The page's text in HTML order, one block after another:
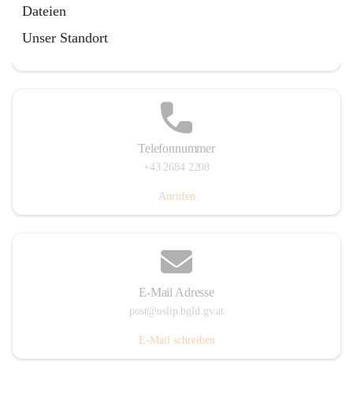
Dateien
Unser Standort
Telefonnummer
+43 2684 2208
Anrufen
E-Mail Adresse
post@oslip.bgld.gv.at
E-Mail schreiben